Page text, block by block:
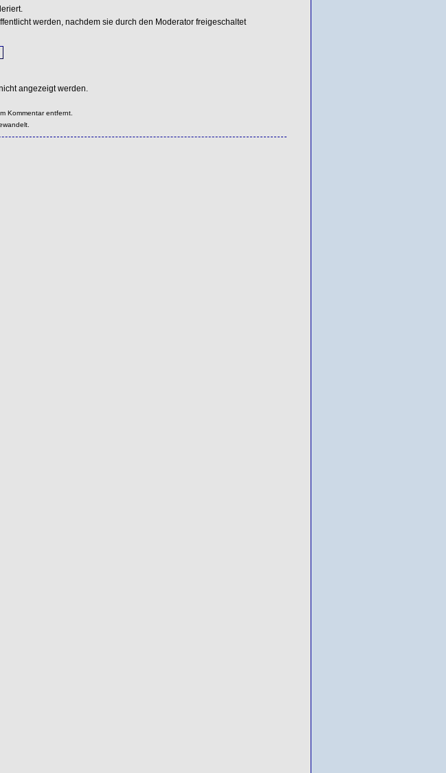
werden, nachdem sie durch den Moderator freigeschaltet
angezeigt werden.
Kommentar entfernt.